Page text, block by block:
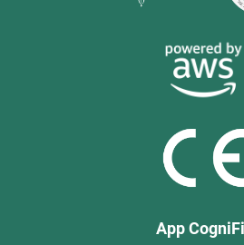
App